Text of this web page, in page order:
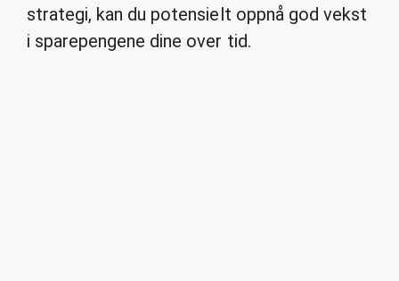
strategi, kan du potensielt oppnå god vekst
i sparepengene dine over tid.